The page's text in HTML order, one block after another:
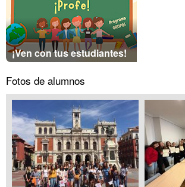
¡Ven con tus estudiantes!
Fotos de alumnos